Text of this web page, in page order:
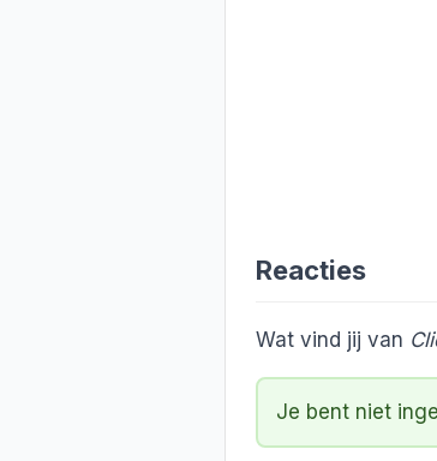
Reacties
Wat vind jij van
Je bent niet